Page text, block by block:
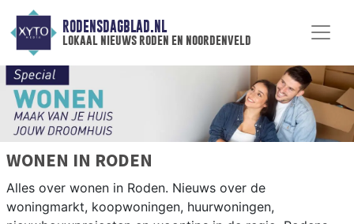
RODENSDAGBLAD.NL
lokaal nieuws roden en noordenveld
WONEN IN RODEN
Alles over wonen in Roden. Nieuws over de
woningmarkt, koopwoningen, huurwoningen,